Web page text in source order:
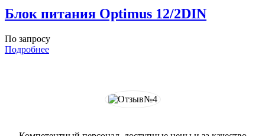
Блок питания Optimus 12/2DIN
По запросу
Подробнее